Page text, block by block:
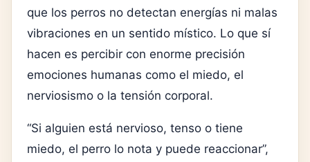
que los perros no detectan energías ni malas
vibraciones en un sentido místico. Lo que sí
hacen es percibir con enorme precisión
emociones humanas como el miedo, el
nerviosismo o la tensión corporal.
“Si alguien está nervioso, tenso o tiene
miedo, el perro lo nota y puede reaccionar”,